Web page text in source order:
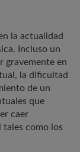
la actualidad
Incluso un
gravemente en
la dificultad
de un
que
caer
tales como los